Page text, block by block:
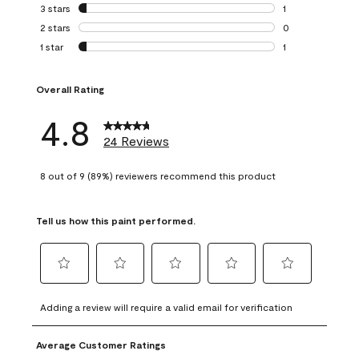
0 reviews with 4
3 stars stars
1
1 review with 3
2 stars stars
0
0 reviews with 2
1 star stars
1
Overall Rating
4.8 24 Reviews
8 out of 9 (89%) reviewers recommend this product
Tell us how this paint performed.
to
rate
the
item
to
rate
the
to
rate
the
item
to
rate
to
rate
Adding a review will require a valid email for verification
Average Customer Ratings